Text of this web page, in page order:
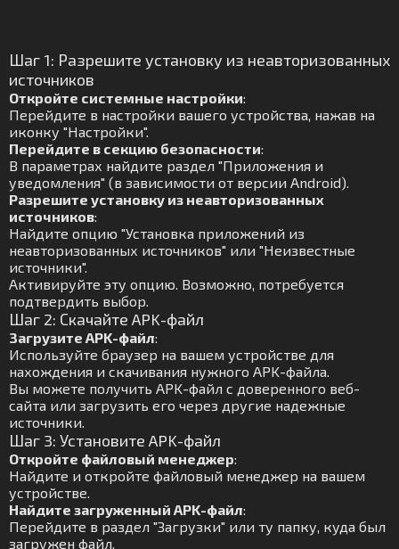
Шаг 1: Разрешите установку из неавторизованных
источников
Откройте системные настройки:
Перейдите в настройки вашего устройства, нажав на
иконку "Настройки".
Перейдите в секцию безопасности:
В параметрах найдите раздел "Приложения и
уведомления" (в зависимости от версии Android).
Разрешите установку из неавторизованных
источников:
Найдите опцию "Установка приложений из
неавторизованных источников" или "Неизвестные
источники".
Активируйте эту опцию. Возможно, потребуется
подтвердить выбор.
Шаг 2: Скачайте APK-файл
Загрузите APK-файл:
Используйте браузер на вашем устройстве для
нахождения и скачивания нужного APK-файла.
Вы можете получить APK-файл с доверенного веб-
сайта или загрузить его через другие надежные
источники.
Шаг 3: Установите APK-файл
Откройте файловый менеджер:
Найдите и откройте файловый менеджер на вашем
устройстве.
Найдите загруженный APK-файл:
Перейдите в раздел "Загрузки" или ту папку, куда был
загружен файл.